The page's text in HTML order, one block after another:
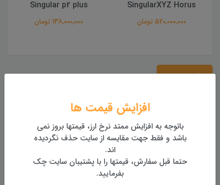
Singular p2 plus
138,000,000 تومان
Singular XYZ – Orion One
نقد و بررسی
دیدگاه‌ها
Sanding T12 AR:
افزایش قیمت ها
باتوجه به افزایش ممتد نرخ ارز، قیمتها بروز نمی
باشد و فقط جهت مقایسه از سایت حذف نگردیده
اند.
حتما قبل سفارش، قیمتها را با پشتیبان سایت چک
بفرمایید.